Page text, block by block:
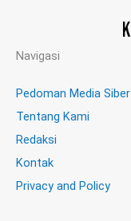
Navigasi
Pedoman Media Siber
Tentang Kami
Redaksi
Kontak
Privacy and Policy